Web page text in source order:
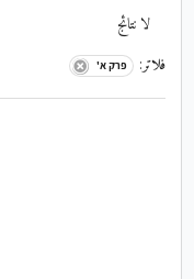
لا نتائج
فلاتر : פרק א'